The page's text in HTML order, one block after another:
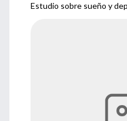
Estudio sobre sueño y